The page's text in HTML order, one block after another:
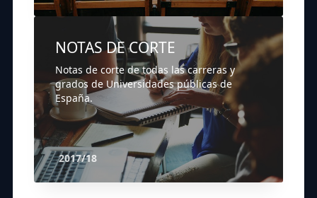
NOTAS DE CORTE
Notas de corte de todas las carreras y
grados de Universidades públicas de
España.
2017/18